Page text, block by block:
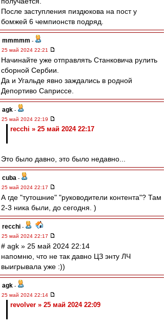
После заступления пиздюкова на пост у
бомжей 6 чемпионств подряд.
mmmmm -
25 май 2024 22:21
Начинайте уже отправлять Станковича рулить
сборной Сербии.
Да и Угальде явно заждались в родной
Депортиво Саприссе.
agk -
25 май 2024 22:19
recchi » 25 май 2024 22:17
Это было давно, это было недавно...
cuba -
25 май 2024 22:17
А где "тутошние" "руководители контента"? Там
2-3 ника были, до сегодня. )
recchi -
25 май 2024 22:17
# agk » 25 май 2024 22:14
напомню, что не так давно ЦЗ энту ЛЧ
выигрывала уже :))
agk -
25 май 2024 22:14
revolver » 25 май 2024 22:09